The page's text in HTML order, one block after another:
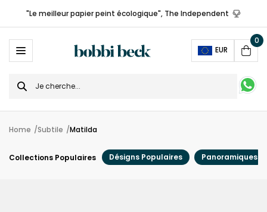
"Le meilleur papier peint écologique", The Independent
EUR
Cart
0
Search
for
Home Subtile Matilda
Collections Populaires Désigns Populaires Panoramiques